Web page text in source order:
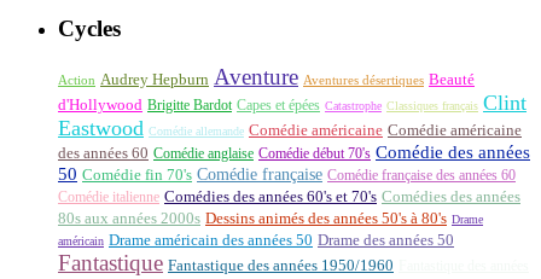
Cycles
Action Audrey Hepburn Aventure Aventures désertiques Beauté
d'Hollywood Brigitte Bardot Capes et épées Catastrophe Classiques français Clint
Eastwood Comédie allemande Comédie américaine Comédie américaine
des années 60 Comédie anglaise Comédie début 70's Comédie des années
50 Comédie fin 70's Comédie française Comédie française des années 60
Comédie italienne Comédies des années 60's et 70's Comédies des années
80s aux années 2000s Dessins animés des années 50's à 80's Drame
américain Drame américain des années 50 Drame des années 50
Fantastique Fantastique des années 1950/1960